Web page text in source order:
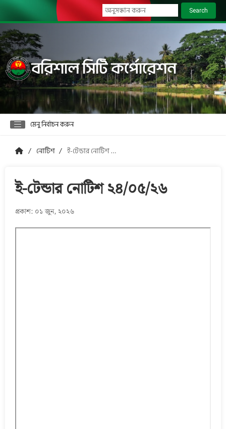
Search
বরিশাল সিটি কর্পোরেশন
মেনু নির্বাচন করুন
নোটিশ ই-টেন্ডার নোটিশ ২৪/০৫/২৬
ই-টেন্ডার নোটিশ ২৪/০৫/২৬
প্রকাশ: ০১ জুন, ২০২৬